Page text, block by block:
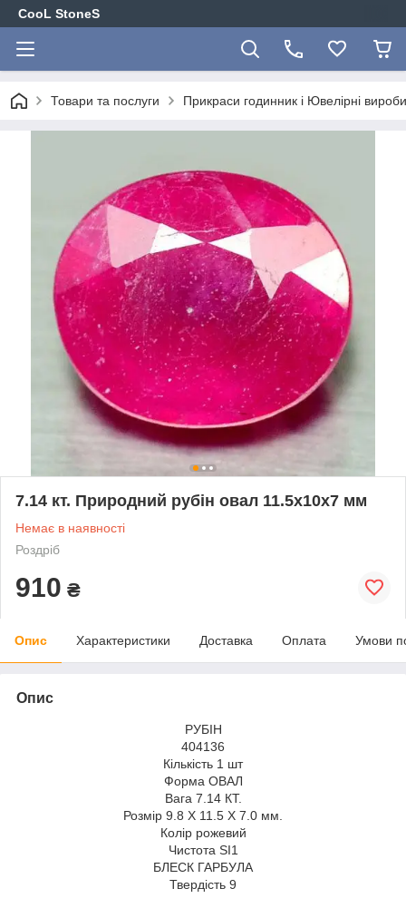
CooL StoneS
Товари та послуги Прикраси годинник і Ювелірні
7.14 кт. Природний рубін овал 11.5х10х7 мм
Немає в наявності
Роздріб
910 ₴
Опис Характеристики Доставка Оплата Умови
Опис
РУБІН
404136
Кількість 1 шт
Форма ОВАЛ
Вага 7.14 КТ.
Розмір 9.8 X 11.5 X 7.0 мм.
Колір рожевий
Чистота SI1
БЛЕСК ГАРБУЛА
Твердість 9